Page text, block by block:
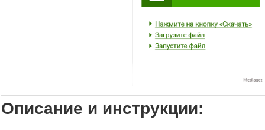
Описание и инструкции: